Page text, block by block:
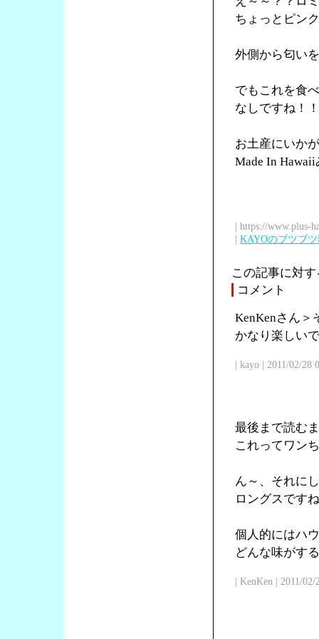
ちょっとピン
外側から匂い
でもこれを食
なしですね！
お土産にいか
Made In
| https://www.plus-
| KAYOのブツブ
この記事に対
コメント
KenKenさん＞
かなり楽しい
| kayo | 2011/02/28
最後まで読む
これってワン
ん～、それに
ロングスです
個人的にはハ
どんな味がす
| KenKen | 2011/